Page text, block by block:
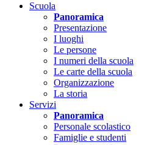
Scuola
Panoramica
Presentazione
I luoghi
Le persone
I numeri della scuola
Le carte della scuola
Organizzazione
La storia
Servizi
Panoramica
Personale scolastico
Famiglie e studenti